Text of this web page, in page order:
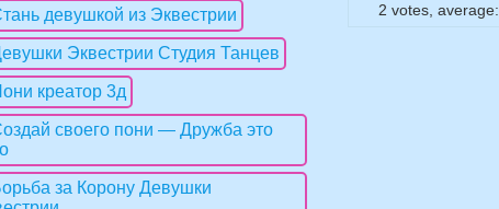
2 votes, average: